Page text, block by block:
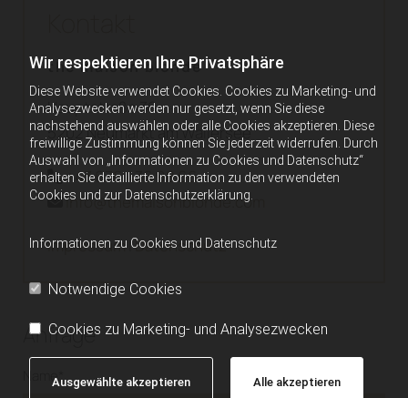
Wir respektieren Ihre Privatsphäre
Diese Website verwendet Cookies. Cookies zu Marketing- und
Analysezwecken werden nur gesetzt, wenn Sie diese
nachstehend auswählen oder alle Cookies akzeptieren. Diese
freiwillige Zustimmung können Sie jederzeit widerrufen. Durch
Auswahl von „Informationen zu Cookies und Datenschutz“
erhalten Sie detaillierte Information zu den verwendeten
Cookies und zur Datenschutzerklärung.
Informationen zu Cookies und Datenschutz
Notwendige Cookies
Cookies zu Marketing- und Analysezwecken
Ausgewählte akzeptieren Alle akzeptieren
the maison blonde
Hauptstraße 36
5202 Neumarkt am Wallersee
+43 676 436 98 66
 info@themaisonblonde.com
Impressum|Datenschutz
Anfrage
Name*